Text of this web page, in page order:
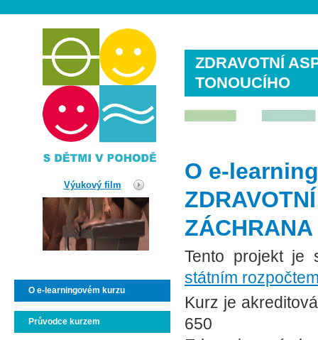
Výukový film
O e-learningovém kurzu
Průvodce kurzem
ZDRAVOTNÍ
TONOUCÍHO
O e-
Tento projekt je
státním
Kurz je
650